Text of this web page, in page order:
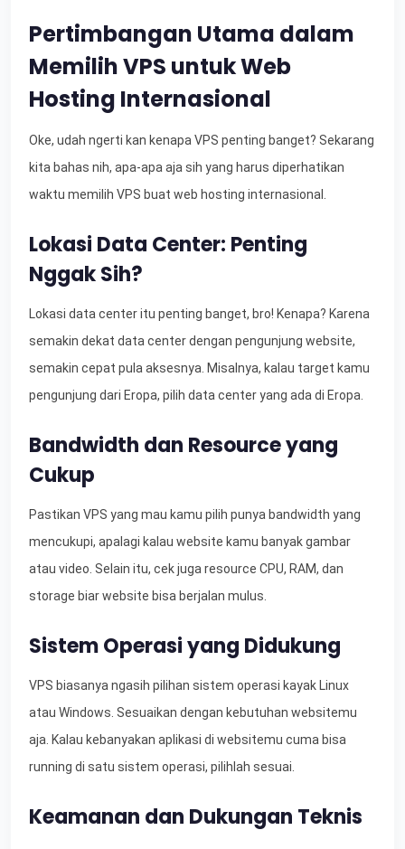
Pertimbangan Utama dalam
Memilih VPS untuk Web
Hosting Internasional
Oke, udah ngerti kan kenapa VPS penting banget? Sekarang
kita bahas nih, apa-apa aja sih yang harus diperhatikan
waktu memilih VPS buat web hosting internasional.
Lokasi Data Center: Penting
Nggak Sih?
Lokasi data center itu penting banget, bro! Kenapa? Karena
semakin dekat data center dengan pengunjung website,
semakin cepat pula aksesnya. Misalnya, kalau target kamu
pengunjung dari Eropa, pilih data center yang ada di Eropa.
Bandwidth dan Resource yang
Cukup
Pastikan VPS yang mau kamu pilih punya bandwidth yang
mencukupi, apalagi kalau website kamu banyak gambar
atau video. Selain itu, cek juga resource CPU, RAM, dan
storage biar website bisa berjalan mulus.
Sistem Operasi yang Didukung
VPS biasanya ngasih pilihan sistem operasi kayak Linux
atau Windows. Sesuaikan dengan kebutuhan websitemu
aja. Kalau kebanyakan aplikasi di websitemu cuma bisa
running di satu sistem operasi, pilihlah sesuai.
Keamanan dan Dukungan Teknis